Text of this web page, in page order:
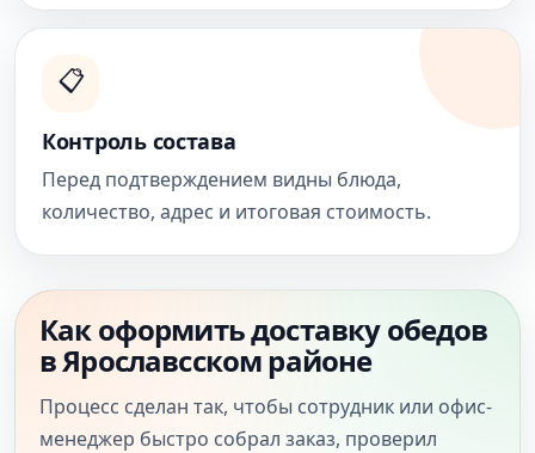
📋
Контроль состава
Перед подтверждением видны блюда,
количество, адрес и итоговая стоимость.
Как оформить доставку обедов
в Ярославсском районе
Процесс сделан так, чтобы сотрудник или офис-
менеджер быстро собрал заказ, проверил